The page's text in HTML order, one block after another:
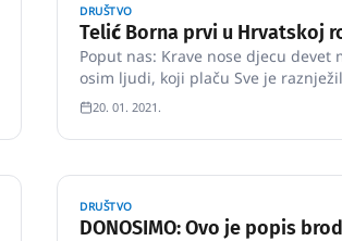
DRUŠTVO
Telić Borna prvi u Hrvatskoj
Poput nas: Krave nose djecu devet
osim ljudi, koji plaču Sve je
subote krava Šarava, spašena
Petrinje, donijela na svijet bebu
rođeno na slobodi.
20. 01. 2021.
DRUŠTVO
DONOSIMO: Ovo je popis